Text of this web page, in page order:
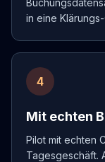
in eine
4
Mit echten
Pilot mit echten
Tagesgeschäft.